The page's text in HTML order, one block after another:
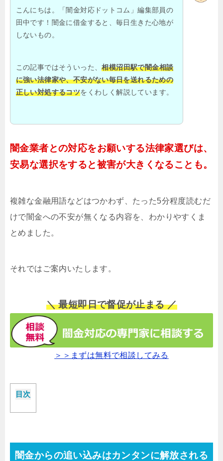
こんにちは。「闇金対応ドットコム」編集部員の
田中です！闇金に借金すると、毎日生きた心地が
しないもの。
この記事ではそういった、相模沼田駅で闇金相談
に強い法律家や、不安がない毎日を送れるための
正しい対処するコツをくわしく解説しています。
闇金業者との対応をお願いする法律家選びは、
安易な選択をすると被害が大きくなることも。
複雑な金融用語などはつかわず、たった5分程度読むだ
けで闇金への不安が無くなる内容を、わかりやすくま
とめました。
それではご案内いたします。
＼ 最短即日で督促が止まる ／
＞＞まずは無料で相談してみる
目次
闇金からの追い込みはカンタンに解放される